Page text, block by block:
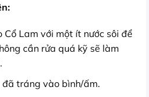
Cổ Lam với một ít nước sôi để
cần rửa quá kỹ sẽ làm
đã tráng vào bình/ấm.